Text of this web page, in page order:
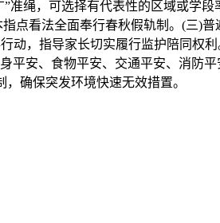
准绳，可选择有代表性的区域或学
点看法全面奉行春秋假轨制。(三)
动，指导家长切实履行监护陪同权
平安、食物平安、交通平安、消防平
确保突发环境快速无效措置。